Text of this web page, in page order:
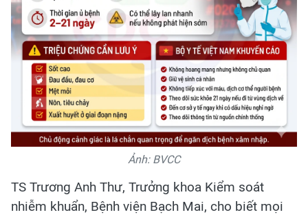
Ảnh: BVCC
TS Trương Anh Thư, Trưởng khoa Kiểm soát
nhiễm khuẩn, Bệnh viện Bạch Mai, cho biết mọi